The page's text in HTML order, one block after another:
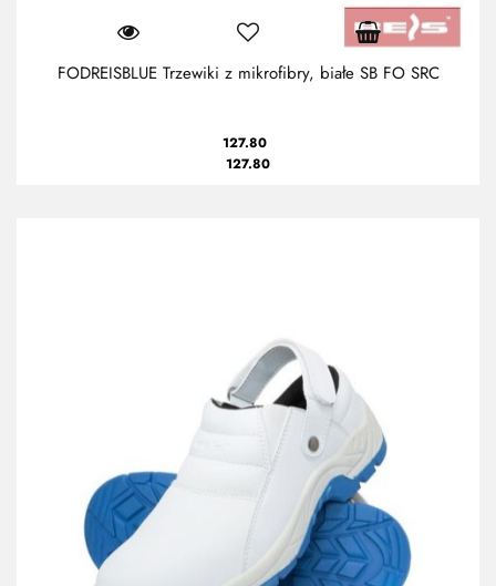
FODREISBLUE Trzewiki z mikrofibry, białe SB FO SRC
127.80
127.80